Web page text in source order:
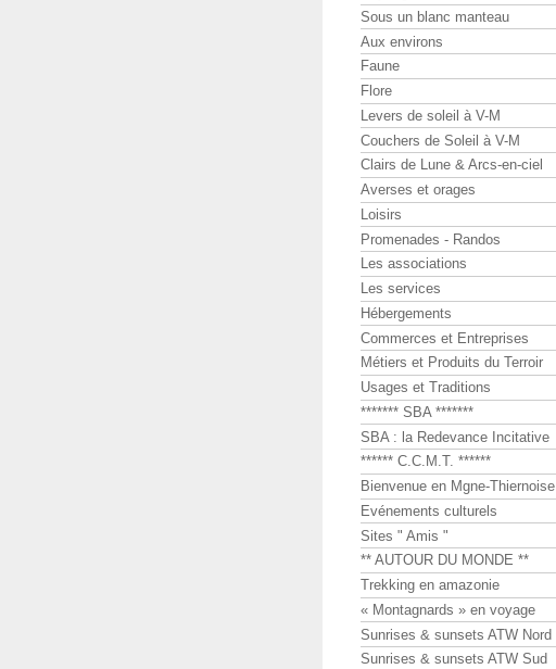
Sous un blanc manteau
Aux environs
Faune
Flore
Levers de soleil à V-M
Couchers de Soleil à V-M
Clairs de Lune & Arcs-en-ciel
Averses et orages
Loisirs
Promenades - Randos
Les associations
Les services
Hébergements
Commerces et Entreprises
Métiers et Produits du Terroir
Usages et Traditions
******* SBA *******
SBA : la Redevance Incitative
****** C.C.M.T. ******
Bienvenue en Mgne-Thiernoise
Evénements culturels
Sites " Amis "
** AUTOUR DU MONDE **
Trekking en amazonie
« Montagnards » en voyage
Sunrises & sunsets ATW Nord
Sunrises & sunsets ATW Sud